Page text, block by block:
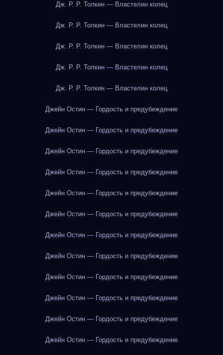
Дж. Р. Р. Толкин — Властелин колец
Дж. Р. Р. Толкин — Властелин колец
Дж. Р. Р. Толкин — Властелин колец
Дж. Р. Р. Толкин — Властелин колец
Дж. Р. Р. Толкин — Властелин колец
Джейн Остин — Гордость и предубеждение
Джейн Остин — Гордость и предубеждение
Джейн Остин — Гордость и предубеждение
Джейн Остин — Гордость и предубеждение
Джейн Остин — Гордость и предубеждение
Джейн Остин — Гордость и предубеждение
Джейн Остин — Гордость и предубеждение
Джейн Остин — Гордость и предубеждение
Джейн Остин — Гордость и предубеждение
Джейн Остин — Гордость и предубеждение
Джейн Остин — Гордость и предубеждение
Джейн Остин — Гордость и предубеждение